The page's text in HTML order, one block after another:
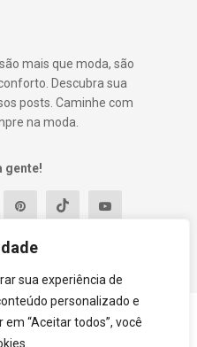
sua experiência de
personalizado e
“Aceitar todos”, você
mais que moda, são
Descubra sua
posts. Caminhe com
na moda.
gente!
Termos e Condições